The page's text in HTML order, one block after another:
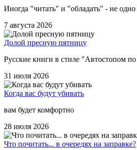
Иногда "читать" и "обладать" - не
7 августа 2026
Долой пресную пятницу
Русские книги в стиле "Автостопом по
31 июля 2026
Когда вас будут убивать
вам будет комфортно
28 июля 2026
Что почитать... в очередях на заправке?